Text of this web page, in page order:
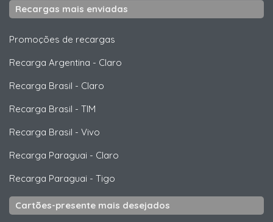
Recargas mais enviadas
Promoções de recargas
Recarga Argentina - Claro
Recarga Brasil - Claro
Recarga Brasil - TIM
Recarga Brasil - Vivo
Recarga Paraguai - Claro
Recarga Paraguai - Tigo
Cartões-presente mais desejados